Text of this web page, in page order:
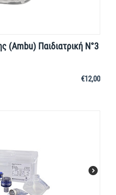
(Ambu) Παιδιατρική Ν°3
€12,00